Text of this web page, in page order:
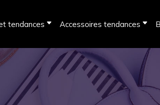
tendances Accessoires tendances